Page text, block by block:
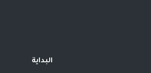
البداية